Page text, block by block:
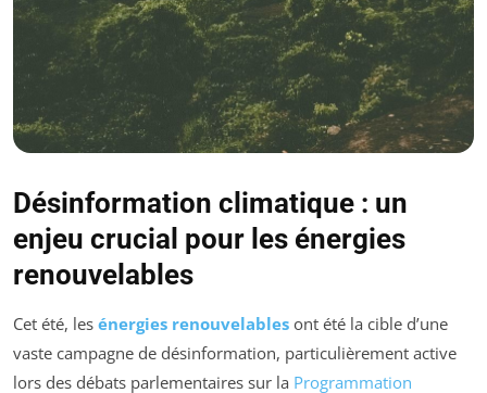
Désinformation climatique : un
enjeu crucial pour les énergies
renouvelables
Cet été, les énergies renouvelables ont été la cible d’une
vaste campagne de désinformation, particulièrement active
lors des débats parlementaires sur la Programmation